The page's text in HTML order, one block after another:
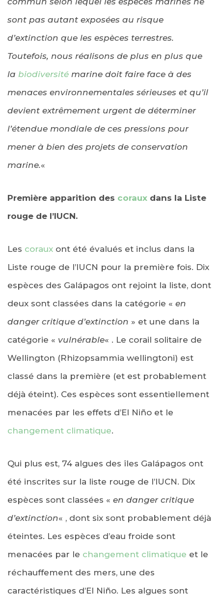
sont pas autant exposées au risque
d’extinction que les espèces terrestres.
Toutefois, nous réalisons de plus en plus que
la biodiversité marine doit faire face à des
menaces environnementales sérieuses et qu’il
devient extrêmement urgent de déterminer
l’étendue mondiale de ces pressions pour
mener à bien des projets de conservation
marine.«
Première apparition des coraux dans la Liste
rouge de l’IUCN.
Les coraux ont été évalués et inclus dans la
Liste rouge de l’IUCN pour la première fois. Dix
espèces des Galápagos ont rejoint la liste, dont
deux sont classées dans la catégorie « en
danger critique d’extinction » et une dans la
catégorie « vulnérable« . Le corail solitaire de
Wellington (Rhizopsammia wellingtoni) est
classé dans la première (et est probablement
déjà éteint). Ces espèces sont essentiellement
menacées par les effets d’El Niño et le
changement climatique.
Qui plus est, 74 algues des îles Galápagos ont
été inscrites sur la liste rouge de l’IUCN. Dix
espèces sont classées « en danger critique
d’extinction« , dont six sont probablement déjà
éteintes. Les espèces d’eau froide sont
menacées par le changement climatique et le
réchauffement des mers, une des
caractéristiques d’El Niño. Les algues sont